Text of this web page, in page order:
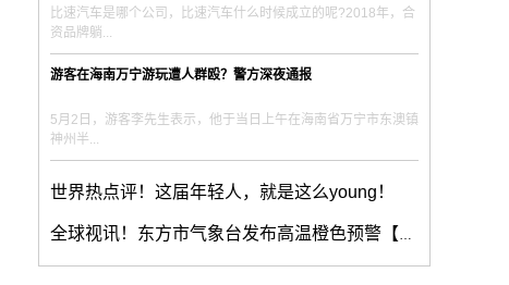
比速汽车是哪个公司，比速汽车什么时候成立的呢?2018年，合
资品牌躺...
游客在海南万宁游玩遭人群殴？警方深夜通报
5月2日，游客李先生表示，他于当日上午在海南省万宁市东澳镇
神州半...
世界热点评！这届年轻人，就是这么young！
全球视讯！东方市气象台发布高温橙色预警【Ⅱ级/严重】【2023-05-04】